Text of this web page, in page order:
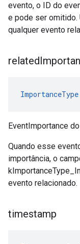
evento, o ID do
e pode ser omitido.
qualquer evento
related
ImportanceType
EventImportance
Quando esse
importância, o
evento relacionado.
timestamp